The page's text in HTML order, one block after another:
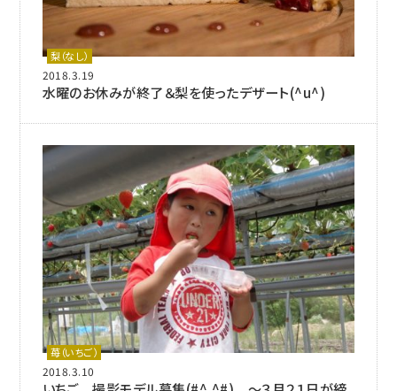
梨（なし）
2018.3.19
水曜のお休みが終了＆梨を使ったデザート(^u^)
苺（いちご）
2018.3.10